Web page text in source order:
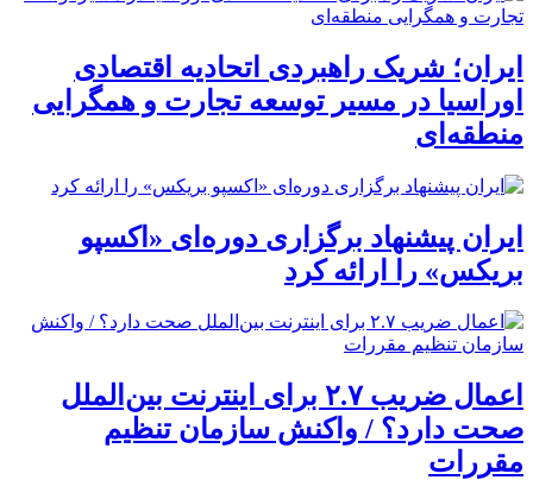
ایران؛ شریک راهبردی اتحادیه اقتصادی
اوراسیا در مسیر توسعه تجارت و همگرایی
منطقه‌ای
ایران پیشنهاد برگزاری دوره‌ای «اکسپو
بریکس» را ارائه کرد
اعمال ضریب ۲.۷ برای اینترنت بین‌الملل
صحت دارد؟ / واکنش سازمان تنظیم
مقررات